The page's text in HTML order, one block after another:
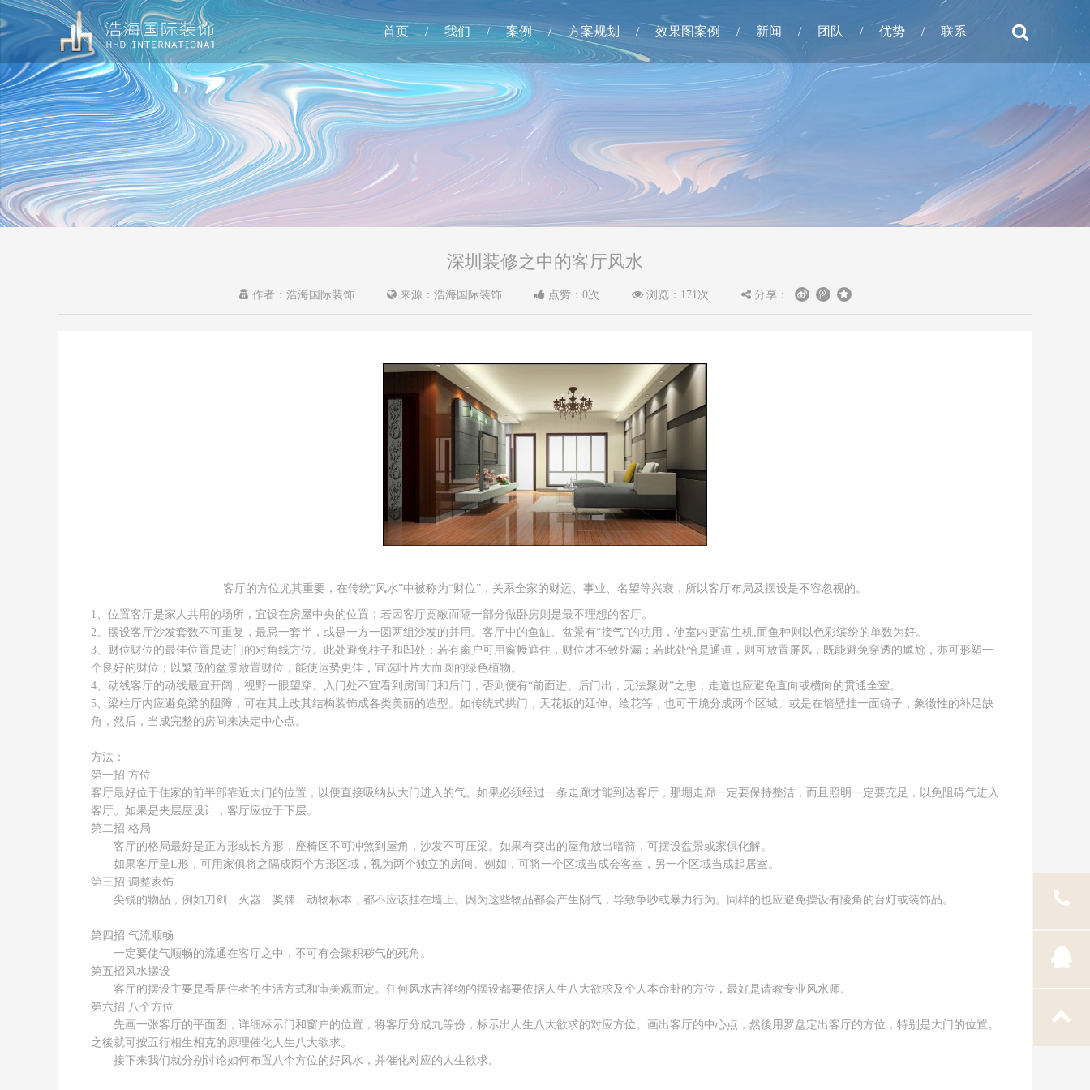
首页 / 我们 / 案例 / 方案规划 / 效果图案例 / 新闻 / 团队 / 优势 / 联系
深圳装修之中的客厅风水
作者：浩海国际装饰 来源：浩海国际装饰 点赞： 0次 浏览： 171次 分享：
客厅的方位尤其重要，在传统“风水”中被称为“财位”，关系全家的财运、事业、名望等兴衰，所以客厅布局及摆设是不容忽视的。
1、位置客厅是家人共用的场所，宜设在房屋中央的位置；若因客厅宽敞而隔一部分做卧房则是最不理想的客厅。
2、摆设客厅沙发套数不可重复，最忌一套半，或是一方一圆两组沙发的并用。客厅中的鱼缸、盆景有“接气”的功用，使室内更富生机,而鱼种则以色彩缤纷的单数为好。
3、财位财位的最佳位置是进门的对角线方位。此处避免柱子和凹处；若有窗户可用窗幔遮住，财位才不致外漏；若此处恰是通道，则可放置屏风，既能避免穿透的尴尬，亦可形塑一
个良好的财位；以繁茂的盆景放置财位，能使运势更佳，宜选叶片大而圆的绿色植物。
4、动线客厅的动线最宜开阔，视野一眼望穿。入门处不宜看到房间门和后门，否则便有“前面进、后门出，无法聚财”之患；走道也应避免直向或横向的贯通全室。
5、梁柱厅内应避免梁的阻障，可在其上改其结构装饰成各类美丽的造型。如传统式拱门，天花板的延伸、绘花等，也可干脆分成两个区域。或是在墙壁挂一面镜子，象徵性的补足缺
角，然后，当成完整的房间来决定中心点。
方法：
第一招 方位
客厅最好位于住家的前半部靠近大门的位置，以便直接吸纳从大门进入的气。如果必须经过一条走廊才能到达客厅，那堋走廊一定要保持整洁，而且照明一定要充足，以免阻碍气进入
客厅。如果是夹层屋设计，客厅应位于下层。
第二招 格局
客厅的格局最好是正方形或长方形，座椅区不可冲煞到屋角，沙发不可压梁。如果有突出的屋角放出暗箭，可摆设盆景或家俱化解。
如果客厅呈L形，可用家俱将之隔成两个方形区域，视为两个独立的房间。例如，可将一个区域当成会客室，另一个区域当成起居室。
第三招 调整家饰
尖锐的物品，例如刀剑、火器、奖牌、动物标本，都不应该挂在墙上。因为这些物品都会产生阴气，导致争吵或暴力行为。同样的也应避免摆设有陵角的台灯或装饰品。
第四招 气流顺畅
一定要使气顺畅的流通在客厅之中，不可有会聚积秽气的死角。
第五招风水摆设
客厅的摆设主要是看居住者的生活方式和审美观而定。任何风水吉祥物的摆设都要依据人生八大欲求及个人本命卦的方位，最好是请教专业风水师。
第六招 八个方位
先画一张客厅的平面图，详细标示门和窗户的位置，将客厅分成九等份，标示出人生八大欲求的对应方位。画出客厅的中心点，然後用罗盘定出客厅的方位，特别是大门的位置。
之後就可按五行相生相克的原理催化人生八大欲求。
接下来我们就分别讨论如何布置八个方位的好风水，并催化对应的人生欲求。